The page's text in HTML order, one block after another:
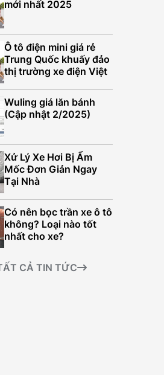
mới nhất 2025
Ô tô điện mini giá rẻ
Trung Quốc khuấy đảo
thị trường xe điện Việt
Wuling giá lăn bánh
(Cập nhật 2/2025)
Xử Lý Xe Hơi Bị Ẩm
Mốc Đơn Giản Ngay
Tại Nhà
Có nên bọc trần xe ô tô
không? Loại nào tốt
nhất cho xe?
CẢ TIN TỨC